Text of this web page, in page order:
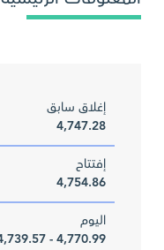
إغلاق سابق
4,747.28
إفتتاح
4,754.86
اليوم
4,770.99 - 4,739.57